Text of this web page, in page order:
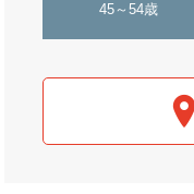
45～54歳